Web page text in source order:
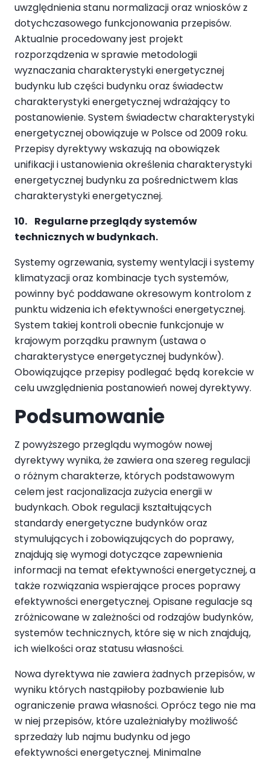
uwzględnienia stanu normalizacji oraz wniosków z
dotychczasowego funkcjonowania przepisów.
Aktualnie procedowany jest projekt
rozporządzenia w sprawie metodologii
wyznaczania charakterystyki energetycznej
budynku lub części budynku oraz świadectw
charakterystyki energetycznej wdrażający to
postanowienie. System świadectw charakterystyki
energetycznej obowiązuje w Polsce od 2009 roku.
Przepisy dyrektywy wskazują na obowiązek
unifikacji i ustanowienia określenia charakterystyki
energetycznej budynku za pośrednictwem klas
charakterystyki energetycznej.
10. Regularne przeglądy systemów
technicznych w budynkach.
Systemy ogrzewania, systemy wentylacji i systemy
klimatyzacji oraz kombinacje tych systemów,
powinny być poddawane okresowym kontrolom z
punktu widzenia ich efektywności energetycznej.
System takiej kontroli obecnie funkcjonuje w
krajowym porządku prawnym (ustawa o
charakterystyce energetycznej budynków).
Obowiązujące przepisy podlegać będą korekcie w
celu uwzględnienia postanowień nowej dyrektywy.
Podsumowanie
Z powyższego przeglądu wymogów nowej
dyrektywy wynika, że zawiera ona szereg regulacji
o różnym charakterze, których podstawowym
celem jest racjonalizacja zużycia energii w
budynkach. Obok regulacji kształtujących
standardy energetyczne budynków oraz
stymulujących i zobowiązujących do poprawy,
znajdują się wymogi dotyczące zapewnienia
informacji na temat efektywności energetycznej, a
także rozwiązania wspierające proces poprawy
efektywności energetycznej. Opisane regulacje są
zróżnicowane w zależności od rodzajów budynków,
systemów technicznych, które się w nich znajdują,
ich wielkości oraz statusu własności.
Nowa dyrektywa nie zawiera żadnych przepisów, w
wyniku których nastąpiłoby pozbawienie lub
ograniczenie prawa własności. Oprócz tego nie ma
w niej przepisów, które uzależniałyby możliwość
sprzedaży lub najmu budynku od jego
efektywności energetycznej. Minimalne